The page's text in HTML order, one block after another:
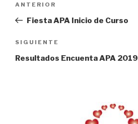
entradas
Entrada
anterior:
ANTERIOR
Fiesta APA Inicio de Curso
Siguiente
entrada
SIGUIENTE
Resultados Encuenta APA 2019